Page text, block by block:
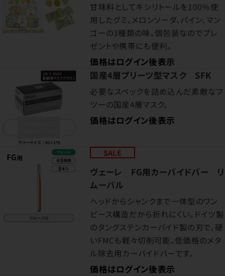
甘味料としてキシリトールを100％使
用したグミ。メロンソーダ、パイン、マン
ゴーの3種類の味。個包装なのでプレ
ゼントや携帯にも便利。
価格はログイン後表示
国産4層プリーツ型マスク SFK
必要なスペックを詰め込んだ素敵なフ
ツーの国産4層マスク。
価格はログイン後表示
SALE
ヴェーレ FG用カーバイドバー リ
ムーバル
ヘッドからシャンクまで一体型のワン
ピース構造だから折れにくい。ドイツ製
のタングステンカーバイド製の刃で、硬
いFMCも軽々切削可能。低価格のメタ
ル除去用カーバイドバーです。
価格はログイン後表示